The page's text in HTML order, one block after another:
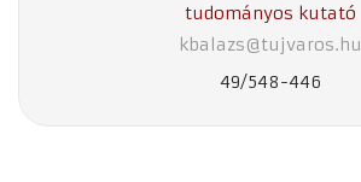
tudományos kutató
kbalazs@tujvaros.hu
49/548-446